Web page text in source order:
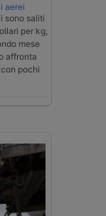
aerei
sono saliti
per kg,
mese
affronta
pochi